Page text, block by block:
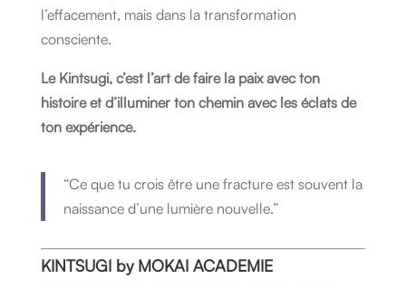
l’effacement, mais dans la transformation
consciente.
Le Kintsugi, c’est l’art de faire la paix avec ton
histoire et d’illuminer ton chemin avec les éclats de
ton expérience.
“Ce que tu crois être une fracture est souvent la
naissance d’une lumière nouvelle.”
KINTSUGI by MOKAI ACADEMIE